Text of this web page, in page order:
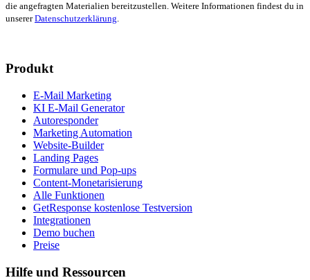
die angefragten Materialien bereitzustellen. Weitere Informationen findest du in
unsererDatenschutzerklärung.
Produkt
E-Mail Marketing
KI E-Mail Generator
Autoresponder
Marketing Automation
Website-Builder
Landing Pages
Formulare und Pop-ups
Content-Monetarisierung
Alle Funktionen
GetResponse kostenlose Testversion
Integrationen
Demo buchen
Preise
Hilfe und Ressourcen